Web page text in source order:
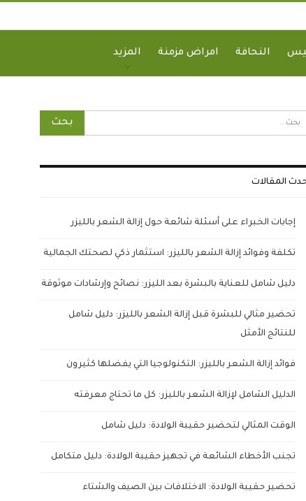
النحافة امراض مزمنة المزيد
المقالات
إجابات الخبراء على أسئلة شائعة حول إزالة الشعر بالليزر
تكلفة وفوائد إزالة الشعر بالليزر: استثمار ذكي لصحتك الجمالية
دليل شامل للعناية بالبشرة بعد الليزر: نصائح وإرشادات موثوقة
تحضير مثالي للبشرة قبل إزالة الشعر بالليزر: دليل شامل
للنتائج الأمثل
فوائد إزالة الشعر بالليزر: التكنولوجيا التي يفضلها كثيرون
الدليل الشامل لإزالة الشعر بالليزر: كل ما تحتاج معرفته
الوقت المثالي لتحضير حقيبة الولادة: دليل شامل
تجنب الأخطاء الشائعة في تجهيز حقيبة الولادة: دليل متكامل
تحضير حقيبة الولادة: الاختلافات بين الصيف والشتاء